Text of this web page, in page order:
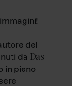
del
da Das
in pieno